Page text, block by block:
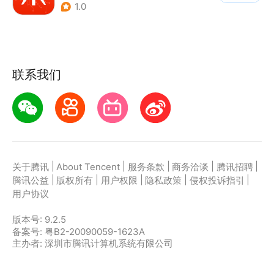
1.0
联系我们
关于腾讯 About Tencent 服务条款 商务洽谈 腾讯招聘
腾讯公益
版权所有 用户权限 隐私政策 侵权投诉指引
用户协议
版本号: 9.2.5
备案号: 粤B2-20090059-1623A
主办者: 深圳市腾讯计算机系统有限公司